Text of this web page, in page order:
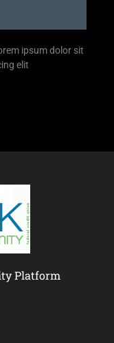
ipsum dolor sit
elit
Platform